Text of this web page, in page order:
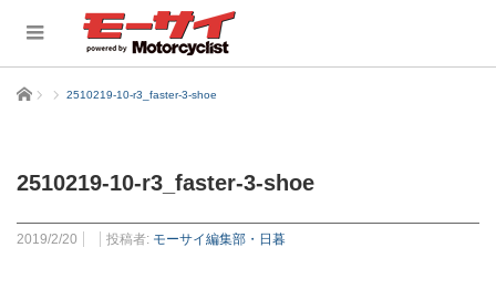
ホーム 2510219-10-r3_faster-3-shoe
2510219-10-r3_faster-3-shoe
2019/2/20 投稿者: モーサイ編集部・日暮